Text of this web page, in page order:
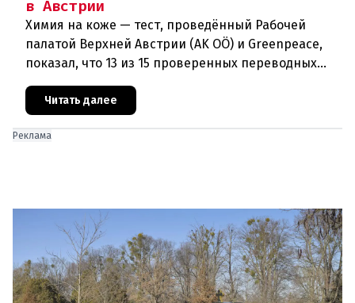
в Австрии
Химия на коже — тест, проведённый Рабочей
палатой Верхней Австрии (AK OÖ) и Greenpeace,
показал, что 13 из 15 проверенных переводных
использованию из-за содержа
Читать далее
Реклама